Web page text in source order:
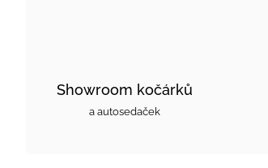
Showroom kočárků
a autosedaček